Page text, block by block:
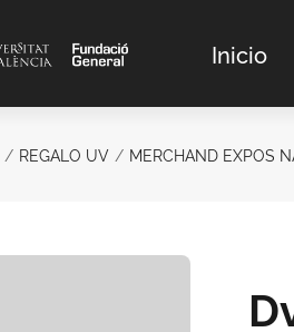
Inicio
REGALO UV MERCHAND EXPOS